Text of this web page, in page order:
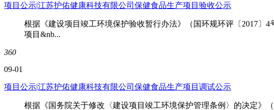
项目公示|江苏护佑健康科技有限公司保健食品生产项目验收公示
根据《建设项目竣工环境保护验收暂行办法》（国环规环评〔2017
项目&nb...
360
09-01
项目公示|江苏护佑健康科技有限公司保健食品生产项目调试公示
根据《国务院关于修改〈建设项目竣工环境保护管理条例〉的决定》